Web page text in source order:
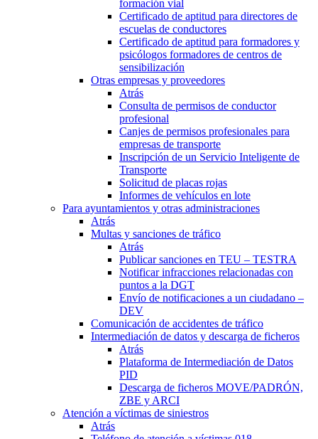
formación vial
Certificado de aptitud para directores de
escuelas de conductores
Certificado de aptitud para formadores y
psicólogos formadores de centros de
sensibilización
Otras empresas y proveedores
Atrás
Consulta de permisos de conductor
profesional
Canjes de permisos profesionales para
empresas de transporte
Inscripción de un Servicio Inteligente de
Transporte
Solicitud de placas rojas
Informes de vehículos en lote
Para ayuntamientos y otras administraciones
Atrás
Multas y sanciones de tráfico
Atrás
Publicar sanciones en TEU – TESTRA
Notificar infracciones relacionadas con
puntos a la DGT
Envío de notificaciones a un ciudadano –
DEV
Comunicación de accidentes de tráfico
Intermediación de datos y descarga de ficheros
Atrás
Plataforma de Intermediación de Datos
PID
Descarga de ficheros MOVE/PADRÓN,
ZBE y ARCI
Atención a víctimas de siniestros
Atrás